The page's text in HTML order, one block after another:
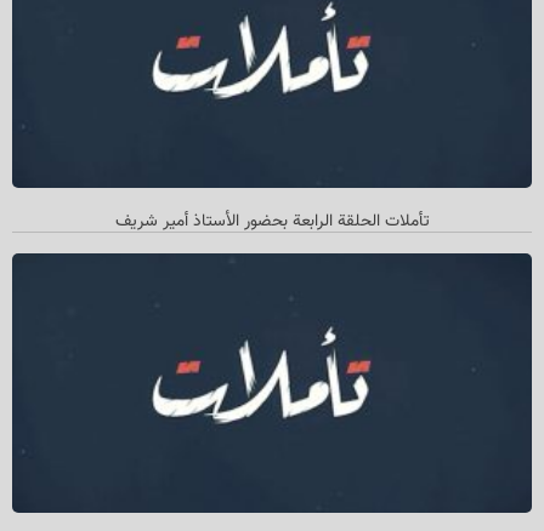
تأملات الحلقة الرابعة بحضور الأستاذ أمیر شريف